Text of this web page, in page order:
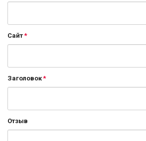
Сайт
Заголовок
Отзыв